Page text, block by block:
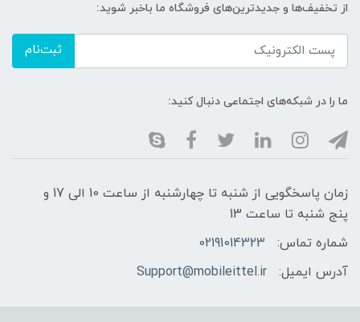
از تخفیف‌ها و جدیدترین‌های فروشگاه ما باخبر شوید:
ثبت‌نام
ما را در شبکه‌های اجتماعی دنبال کنید:
زمان پاسخگویی از شنبه تا چهارشنبه از ساعت 10 الی 17 و
پنج شنبه تا ساعت 13
شماره تماس:
02191014323
آدرس ایمیل:
Support@mobileittel.ir